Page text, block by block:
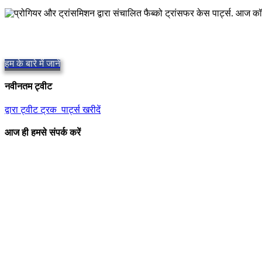
हम के बारे में जानें
नवीनतम ट्वीट
द्वारा ट्वीट ट्रक_पार्ट्स खरीदें
आज ही हमसे संपर्क करें